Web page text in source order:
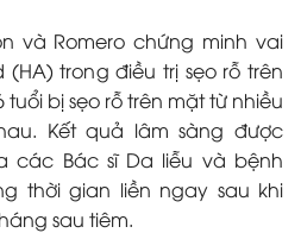
và Romero chứng minh vai
trong điều trị sẹo rỗ trên
tuổi bị sẹo rỗ trên mặt từ nhiều
Kết quả lâm sàng được
các Bác sĩ Da liễu và bệnh
thời gian liền ngay sau khi
sau tiêm.